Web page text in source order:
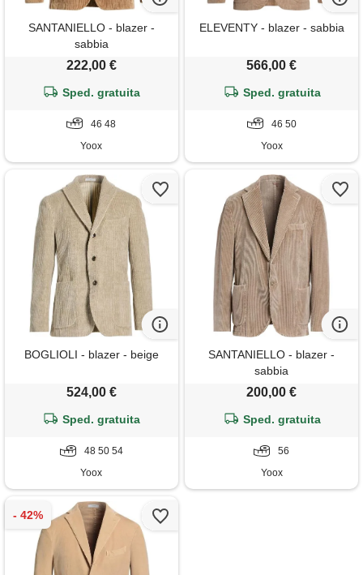
SANTANIELLO - blazer -
sabbia
222,00 €
Sped. gratuita
46 48
Yoox
ELEVENTY - blazer - sabbia
566,00 €
Sped. gratuita
46 50
Yoox
BOGLIOLI - blazer - beige
524,00 €
Sped. gratuita
48 50 54
Yoox
SANTANIELLO - blazer -
sabbia
200,00 €
Sped. gratuita
56
Yoox